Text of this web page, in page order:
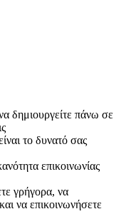
δημιουργείτε πάνω σε
το δυνατό σας
επικοινωνίας
γρήγορα, να
να επικοινωνήσετε